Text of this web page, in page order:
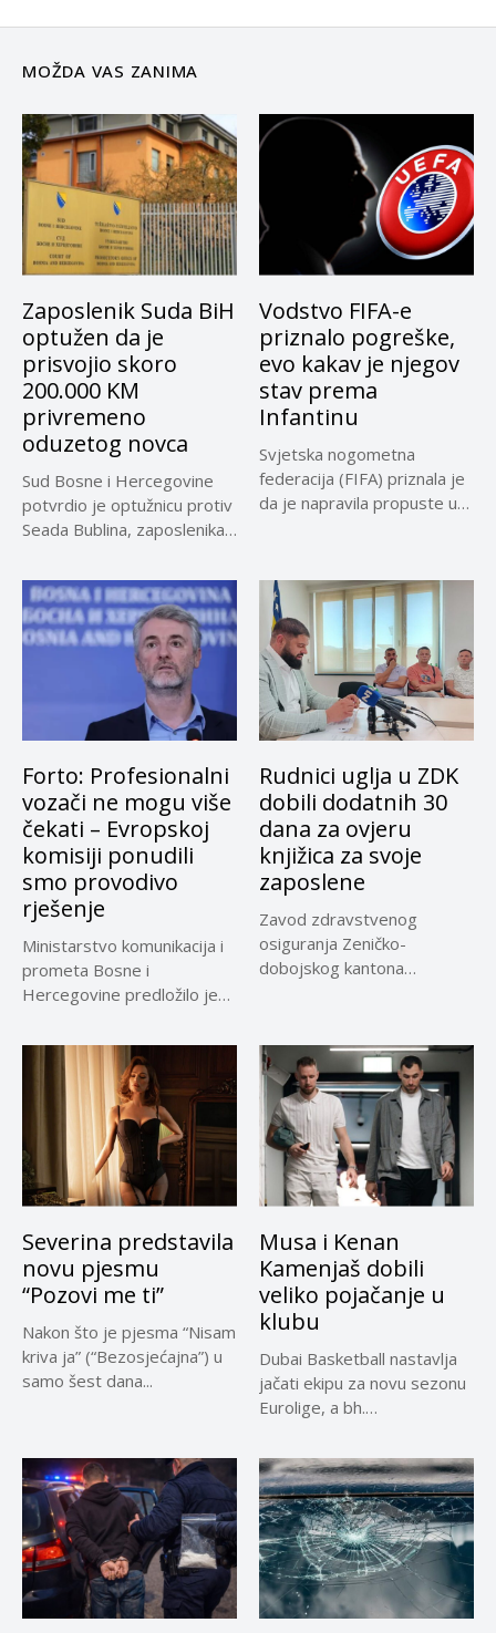
MOŽDA VAS ZANIMA
Zaposlenik Suda BiH
optužen da je
prisvojio skoro
200.000 KM
privremeno
oduzetog novca
Sud Bosne i Hercegovine
potvrdio je optužnicu protiv
Seada Bublina, zaposlenika
Vodstvo FIFA-e
priznalo pogreške,
evo kakav je njegov
stav prema
Infantinu
Svjetska nogometna
federacija (FIFA) priznala je
da je napravila propuste u
Forto: Profesionalni
vozači ne mogu više
čekati – Evropskoj
komisiji ponudili
smo provodivo
rješenje
Ministarstvo komunikacija i
prometa Bosne i
Hercegovine predložilo je
privremeno...
Rudnici uglja u ZDK
dobili dodatnih 30
dana za ovjeru
knjižica za svoje
zaposlene
Zavod zdravstvenog
osiguranja Zeničko-
dobojskog kantona
Severina predstavila
novu pjesmu
“Pozovi me ti”
Nakon što je pjesma “Nisam
kriva ja” (“Bezosjećajna”) u
samo šest dana...
Musa i Kenan
Kamenjaš dobili
veliko pojačanje u
klubu
Dubai Basketball nastavlja
jačati ekipu za novu sezonu
Eurolige, a bh.